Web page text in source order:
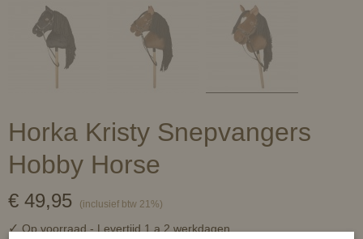
Horka Kristy Snepvangers
Hobby Horse
€ 49,95 (inclusief btw 21%)
✓ Op voorraad - Levertijd 1 a 2 werkdagen